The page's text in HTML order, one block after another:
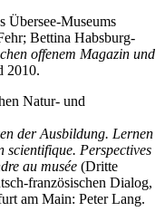
Übersee-Museums
Bettina Habsburg-
offenem Magazin und
2010.
Natur- und
der Ausbildung. Lernen
Perspectives
au musée (Dritte
französischen Dialog,
am Main: Peter Lang.